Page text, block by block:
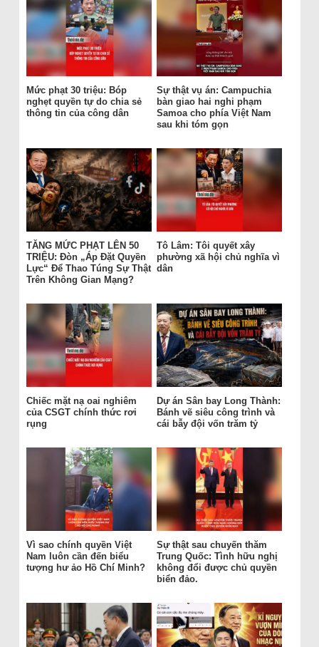
Mức phạt 30 triệu: Bóp
nghẹt quyền tự do chia sẻ
thông tin của công dân
Sự thật vụ án: Campuchia
bàn giao hai nghi phạm
Samoa cho phía Việt Nam
sau khi tóm gọn
TĂNG MỨC PHẠT LÊN 50
TRIỆU: Đòn „Áp Đặt Quyền
Lực“ Để Thao Túng Sự Thật
Trên Không Gian Mạng?
Tô Lâm: Tôi quyết xây
phường xã hội chủ nghĩa vì
dân
Chiếc mặt nạ oai nghiêm
của CSGT chính thức rơi
rụng
Dự án Sân bay Long Thành:
Bánh vẽ siêu công trình và
cái bẫy đội vốn trăm tỷ
Vì sao chính quyền Việt
Nam luôn cần đến biểu
tượng hư ảo Hồ Chí Minh?
Sự thật sau chuyến thăm
Trung Quốc: Tình hữu nghị
không đổi được chủ quyền
biển đảo.